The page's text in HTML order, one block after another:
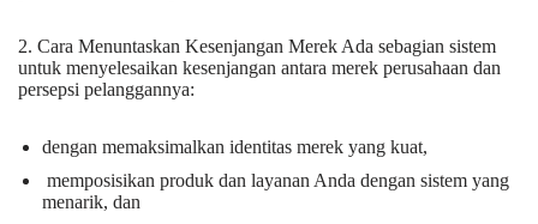
2. Cara Menuntaskan Kesenjangan Merek Ada sebagian sistem
untuk menyelesaikan kesenjangan antara merek perusahaan dan
persepsi pelanggannya:
dengan memaksimalkan identitas merek yang kuat,
memposisikan produk dan layanan Anda dengan sistem yang
menarik, dan